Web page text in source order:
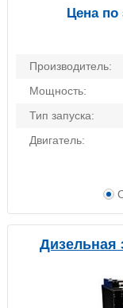
Производитель:
Мощность:
Тип запуска:
Двигатель:
Цена по
Дизельная